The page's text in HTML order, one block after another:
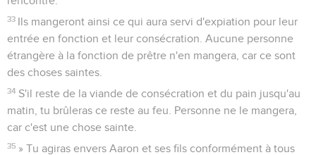
33 Ils mangeront ainsi ce qui aura servi d'expiation pour leur
entrée en fonction et leur consécration. Aucune personne
étrangère à la fonction de prêtre n'en mangera, car ce sont
des choses saintes.
34 S'il reste de la viande de consécration et du pain jusqu'au
matin, tu brûleras ce reste au feu. Personne ne le mangera,
car c'est une chose sainte.
35 » Tu agiras envers Aaron et ses fils conformément à tous